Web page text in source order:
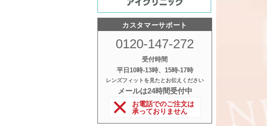
カスタマーサポート
0120-147-272
受付時間
平日10時‐13時、15時‐17時
レンズフィットを見たとお伝えください
メールは24時間受付中
お電話でのご注文は
承っておりません